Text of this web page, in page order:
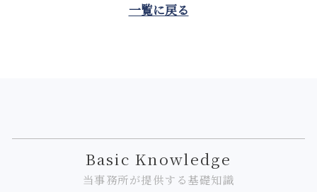
一覧に戻る
Basic Knowledge
当事務所が提供する基礎知識